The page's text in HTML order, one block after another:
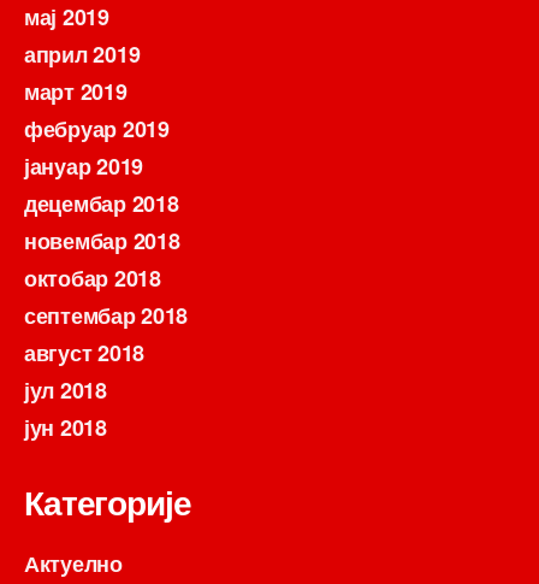
мај 2019
април 2019
март 2019
фебруар 2019
јануар 2019
децембар 2018
новембар 2018
октобар 2018
септембар 2018
август 2018
јул 2018
јун 2018
Категорије
Актуелно